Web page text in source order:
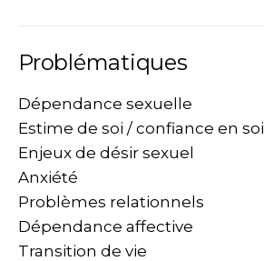
Problématiques
Dépendance sexuelle
Estime de soi / confiance en soi
Enjeux de désir sexuel
Anxiété
Problèmes relationnels
Dépendance affective
Transition de vie